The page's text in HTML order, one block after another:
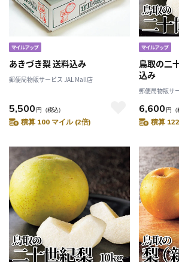
あきづき梨 送料込み
郵便局物販サービス JAL Mall店
5,500 円 （税込）
積算 100 マイル (2倍)
鳥取の二
込み
郵便局物販サ
6,600 円
積算